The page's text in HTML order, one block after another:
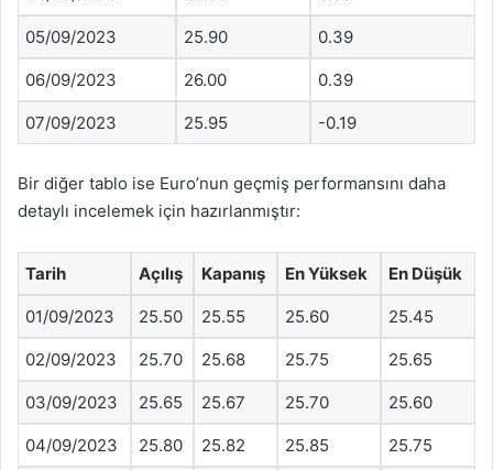
05/09/2023 25.90 0.39
06/09/2023 26.00 0.39
07/09/2023 25.95 -0.19
Bir diğer tablo ise Euro’nun geçmiş performansını daha
detaylı incelemek için hazırlanmıştır:
Tarih Açılış Kapanış En Yüksek En Düşük
01/09/2023 25.50 25.55 25.60 25.45
02/09/2023 25.70 25.68 25.75 25.65
03/09/2023 25.65 25.67 25.70 25.60
04/09/2023 25.80 25.82 25.85 25.75